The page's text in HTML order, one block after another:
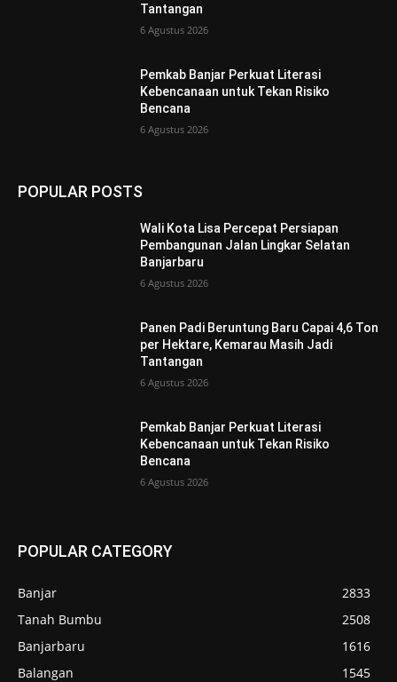
Tantangan
6 Agustus 2026
Pemkab Banjar Perkuat Literasi
Kebencanaan untuk Tekan Risiko
Bencana
6 Agustus 2026
POPULAR POSTS
Wali Kota Lisa Percepat Persiapan
Pembangunan Jalan Lingkar Selatan
Banjarbaru
6 Agustus 2026
Panen Padi Beruntung Baru Capai 4,6 Ton
per Hektare, Kemarau Masih Jadi
Tantangan
6 Agustus 2026
Pemkab Banjar Perkuat Literasi
Kebencanaan untuk Tekan Risiko
Bencana
6 Agustus 2026
POPULAR CATEGORY
Banjar
2833
Tanah Bumbu
2508
Banjarbaru
1616
Balangan
1545